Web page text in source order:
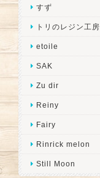
すず
トリのレジン工房
etoile
SAK
Zu dir
Reiny
Fairy
Rinrick melon
Still Moon